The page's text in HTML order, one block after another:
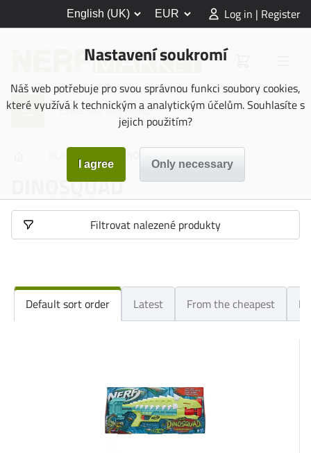
Log in | Register
Nastavení soukromí
Náš web potřebuje pro svou správnou funkci soubory cookies,
které využívá k technickým a analytickým účelům. Souhlasíte s
jejich použitím?
DINOSQUAD
Filtrovat nalezené produkty
Default sort order Latest From the cheapest